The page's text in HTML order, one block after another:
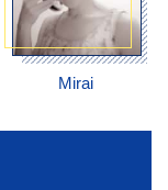
Mirai